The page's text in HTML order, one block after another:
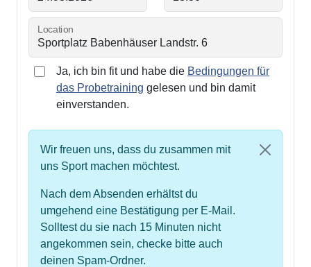
Location
Ja, ich bin fit und habe die Bedingungen für
das Probetraining gelesen und bin damit
einverstanden.
Wir freuen uns, dass du zusammen mit
uns Sport machen möchtest.
Nach dem Absenden erhältst du
umgehend eine Bestätigung per E-Mail.
Solltest du sie nach 15 Minuten nicht
angekommen sein, checke bitte auch
deinen Spam-Ordner.